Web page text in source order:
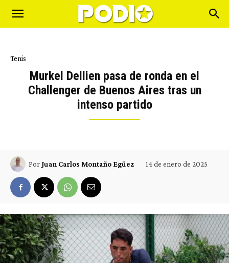
Tenis
Murkel Dellien pasa de ronda en el
Challenger de Buenos Aires tras un
intenso partido
PorJuan Carlos Montaño Egüez 14 de enero de 2025